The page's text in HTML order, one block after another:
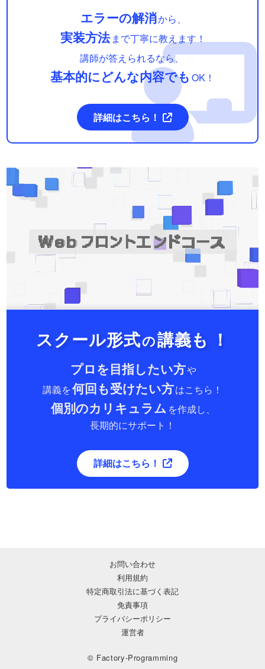
エラーの解消から、
実装方法 まで丁寧に教えます！
講師が答えられるなら、
基本的にどんな内容でも OK！
詳細はこちら！
スクール形式の講義も ！
プロを目指したい方や
講義を何回も受けたい方はこちら！
個別のカリキュラム を作成し、
長期的にサポート！
詳細はこちら！
© Factory-Programming
お問い合わせ
利用規約
特定商取引法に基づく表記
免責事項
プライバシーポリシー
運営者